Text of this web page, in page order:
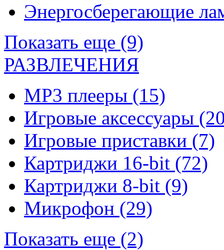
Энергосберегающие
Показать еще (9)
РАЗВЛЕЧЕНИЯ
MP3 плееры (15)
Игровые аксессуары
Игровые приставки (7)
Картриджи 16-bit (72)
Картриджи 8-bit (9)
Микрофон (29)
Показать еще (2)